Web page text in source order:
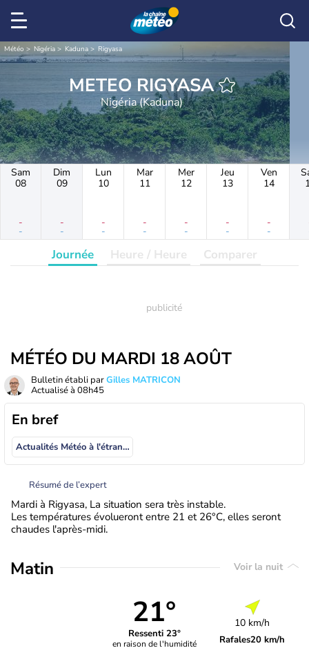
Météo Nigéria Kaduna Rigyasa
METEO RIGYASA
Nigéria (Kaduna)
Sam
08
-
-
Dim
09
-
-
Lun
10
-
-
Mar
11
-
-
Mer
12
-
-
Jeu
13
-
-
Ven
14
-
-
Journée Heure / Heure Comparer
MÉTÉO DU MARDI 18 AOÛT
Bulletin établi parGilles MATRICON
Actualisé à 08h45
En bref
Actualités Météo à l'étranger
Résumé de l’expert
Mardi à Rigyasa, La situation sera très instable.
Les températures évolueront entre 21 et 26°C, elles seront
chaudes l'après-midi.
Matin Voir la nuit
21°
Ressenti 23°
en raison de l'humidité
10 km/h
Rafales20 km/h